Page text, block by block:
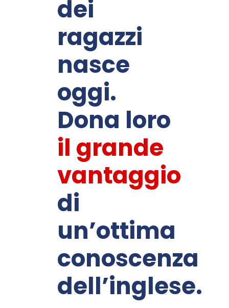
dei
ragazzi
nasce
oggi.
Dona loro
il grande
vantaggio
di
un’ottima
conoscenza
dell’inglese.